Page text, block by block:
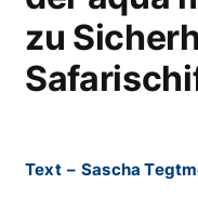
zu
Text – Sascha